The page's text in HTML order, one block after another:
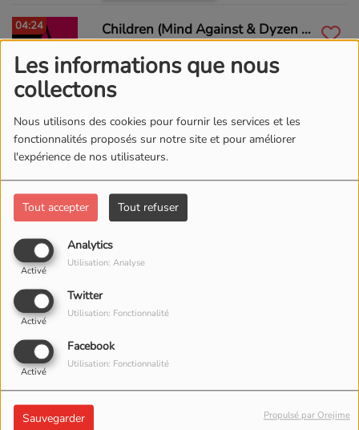
Les informations que nous
collectons
Nous utilisons des cookies pour fournir les services et les
fonctionnalités proposés sur notre site et pour améliorer
l'expérience de nos utilisateurs.
Tout accepter Tout refuser
Analytics
Activé
Utilisation: Analyse
Twitter
Activé
Utilisation: Fonctionnalité
Facebook
Activé
Utilisation: Fonctionnalité
Sauvegarder Propulsé par Orejime
04:24 Children (Mind Against & Dyzen Remix)
ACHETER CE TITRE
Never Let You Go (2025)
Tinlicker
ACHETER CE TITRE
GALAXIE IA
03:02
02:56 LOWRIDER
Asylum Bros.
02:50